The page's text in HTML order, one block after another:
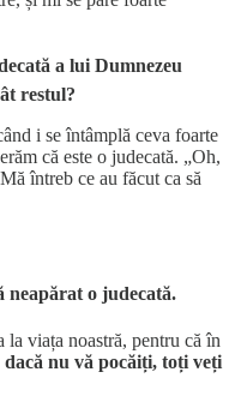
a lui Dumnezeu
restul?
i se întâmplă ceva foarte
că este o judecată. „Oh,
întreb ce au făcut ca să
neapărat o judecată.
la viața noastră, pentru că în
dacă nu vă pocăiți, toți veți